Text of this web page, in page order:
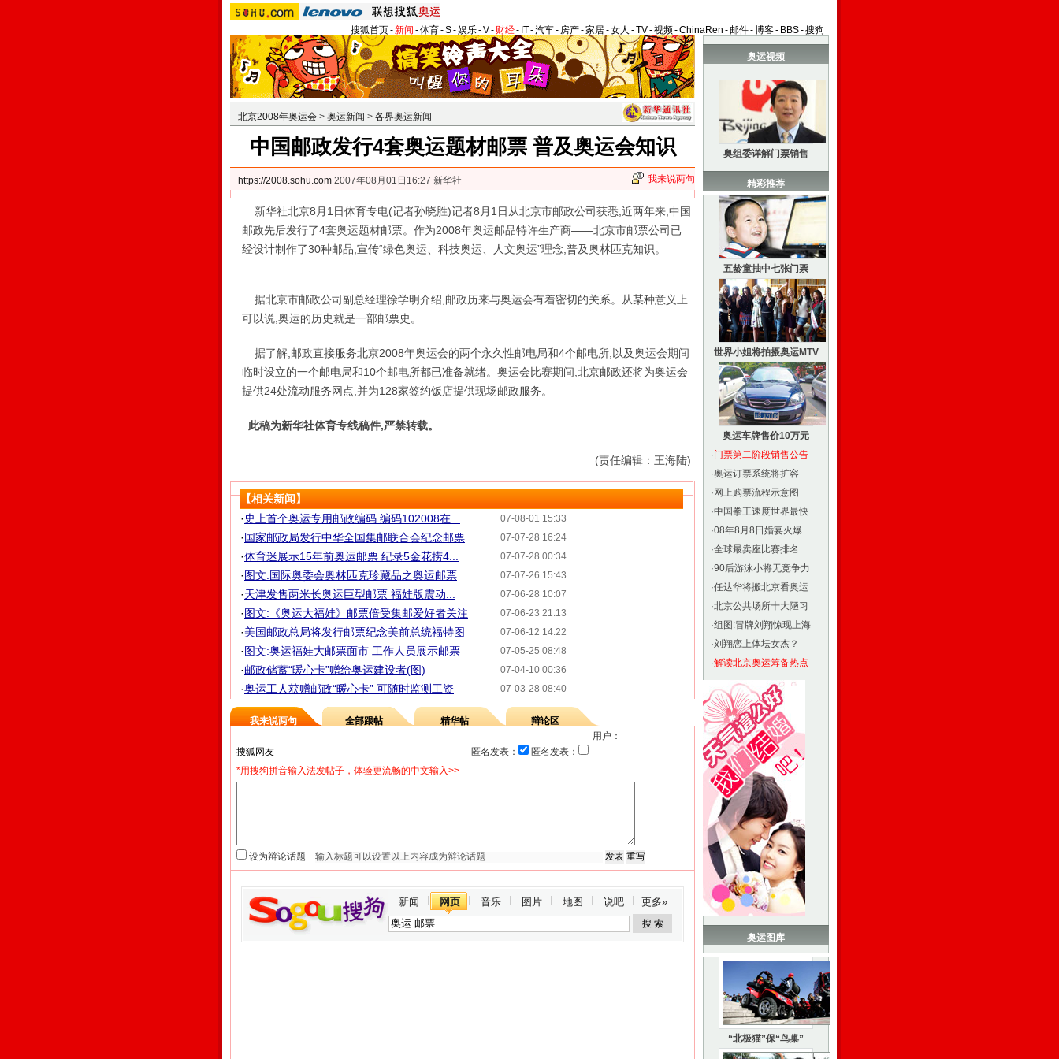
搜狐首页-新闻 -体育-S-娱乐-V- 财经- IT-汽车- 房产-家居-女人 -TV-视频-ChinaRen -邮件-博客- BBS-搜狗
北京2008年奥运会 > 奥运新闻 > 各界奥运新闻
中国邮政发行4套奥运题材邮票 普及奥运会知识
https://2008.sohu.com 2007年08月01日16:27 新华社 我来说两句
新华社北京8月1日体育专电(记者孙晓胜)记者8月1日从北京市邮政公司获悉,近两年来,中国
邮政先后发行了4套奥运题材邮票。作为2008年奥运邮品特许生产商——北京市邮票公司已
经设计制作了30种邮品,宣传“绿色奥运、科技奥运、人文奥运”理念,普及奥林匹克知识。
据北京市邮政公司副总经理徐学明介绍,邮政历来与奥运会有着密切的关系。从某种意义上
可以说,奥运的历史就是一部邮票史。
据了解,邮政直接服务北京2008年奥运会的两个永久性邮电局和4个邮电所,以及奥运会期间
临时设立的一个邮电局和10个邮电所都已准备就绪。奥运会比赛期间,北京邮政还将为奥运会
提供24处流动服务网点,并为128家签约饭店提供现场邮政服务。
此稿为新华社体育专线稿件,严禁转载。
(责任编辑：王海陆)
【相关新闻】
07-08-01 15:33
· 史上首个奥运专用邮政编码 编码102008在...
07-07-28 16:24
·国家邮政局发行中华全国集邮联合会纪念邮票
07-07-28 00:34
·体育迷展示15年前奥运邮票 纪录5金花捞4...
07-07-26 15:43
·图文:国际奥委会奥林匹克珍藏品之奥运邮票
07-06-28 10:07
·天津发售两米长奥运巨型邮票 福娃版震动...
07-06-23 21:13
·图文:《奥运大福娃》邮票倍受集邮爱好者关注
07-06-12 14:22
·美国邮政总局将发行邮票纪念美前总统福特图
07-05-25 08:48
·图文:奥运福娃大邮票面市 工作人员展示邮票
07-04-10 00:36
·邮政储蓄“暖心卡”赠给奥运建设者(图)
07-03-28 08:40
·奥运工人获赠邮政“暖心卡” 可随时监测工资
我来说两句 全部跟帖 精华帖
辩论区
用户：
匿名发表：
匿名发表：
*用搜狗拼音输入法发帖子，体验更流畅的中文输入>>
设为辩论话题
新闻 网页 音乐 图片 地图 说吧 更多»
奥运视频
奥组委详解门票销售
精彩推荐
五龄童抽中七张门票
世界小姐将拍摄奥运MTV
奥运车牌售价10万元
·门票第二阶段销售公告
·奥运订票系统将扩容
· 网上购票流程示意图
·中国拳王速度世界最快
·08年8月8日婚宴火爆
·全球最卖座比赛排名
·90后游泳小将无竞争力
·任达华将搬北京看奥运
·北京公共场所十大陋习
·组图:冒牌刘翔惊现上海
·刘翔恋上体坛女杰？
·解读北京奥运筹备热点
奥运图库
“北极猫”保“鸟巢”